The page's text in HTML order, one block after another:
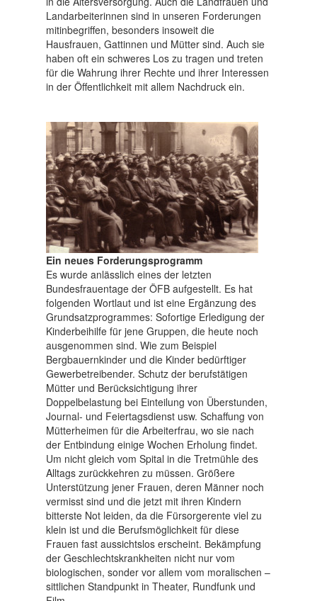
Landarbeiterinnen sind in unseren Forderungen
mitinbegriffen, besonders insoweit die
Hausfrauen, Gattinnen und Mütter sind. Auch sie
haben oft ein schweres Los zu tragen und treten
für die Wahrung ihrer Rechte und ihrer Interessen
in der Öffentlichkeit mit allem Nachdruck ein.
Ein neues Forderungsprogramm
Es wurde anlässlich eines der letzten
Bundesfrauentage der ÖFB aufgestellt. Es hat
folgenden Wortlaut und ist eine Ergänzung des
Grundsatzprogrammes: Sofortige Erledigung der
Kinderbeihilfe für jene Gruppen, die heute noch
ausgenommen sind. Wie zum Beispiel
Bergbauernkinder und die Kinder bedürftiger
Gewerbetreibender. Schutz der berufstätigen
Mütter und Berücksichtigung ihrer
Doppelbelastung bei Einteilung von Überstunden,
Journal- und Feiertagsdienst usw. Schaffung von
Mütterheimen für die Arbeiterfrau, wo sie nach
der Entbindung einige Wochen Erholung findet.
Um nicht gleich vom Spital in die Tretmühle des
Alltags zurückkehren zu müssen. Größere
Unterstützung jener Frauen, deren Männer noch
vermisst sind und die jetzt mit ihren Kindern
bitterste Not leiden, da die Fürsorgerente viel zu
klein ist und die Berufsmöglichkeit für diese
Frauen fast aussichtslos erscheint. Bekämpfung
der Geschlechtskrankheiten nicht nur vom
biologischen, sonder vor allem vom moralischen –
sittlichen Standpunkt in Theater, Rundfunk und